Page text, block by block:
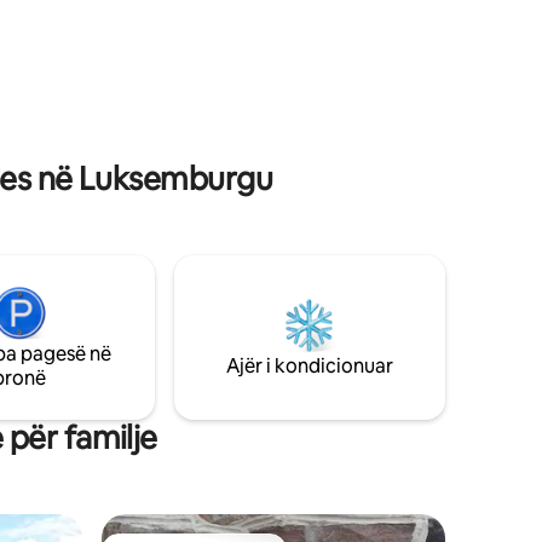
në Luksemburgu
pagesë në
Ajër i kondicionuar
familje